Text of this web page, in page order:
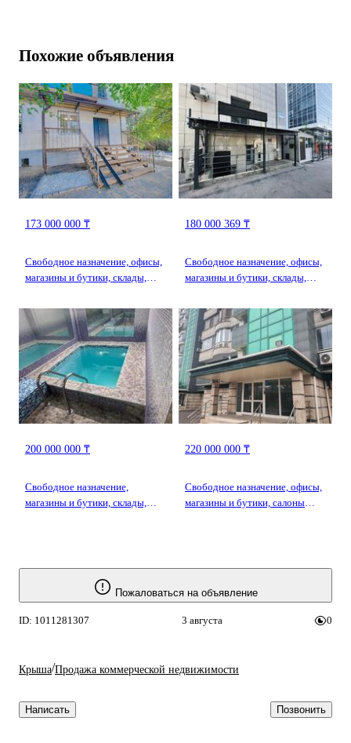
Похожие объявления
173 000 000 ₸
Свободное назначение, офисы,
магазины и бутики, склады,
медцентры и аптеки,
образование, развлечения · 130
м² · Тимирязева 32Б
180 000 369 ₸
Свободное назначение, офисы,
магазины и бутики, склады,
бани, гостиницы и зоны
отдыха, медцентры и аптеки,
образование, развлечения ·
389.6 м² · Наурызбай Батыра
99/1 — Шевченко
200 000 000 ₸
Свободное назначение,
магазины и бутики, склады,
220 000 000 ₸
Свободное назначение, офисы,
магазины и бутики, салоны
Пожаловаться на объявление
ID: 1011281307 3 августа 0
Крыша/Продажа коммерческой недвижимости
Написать Позвонить